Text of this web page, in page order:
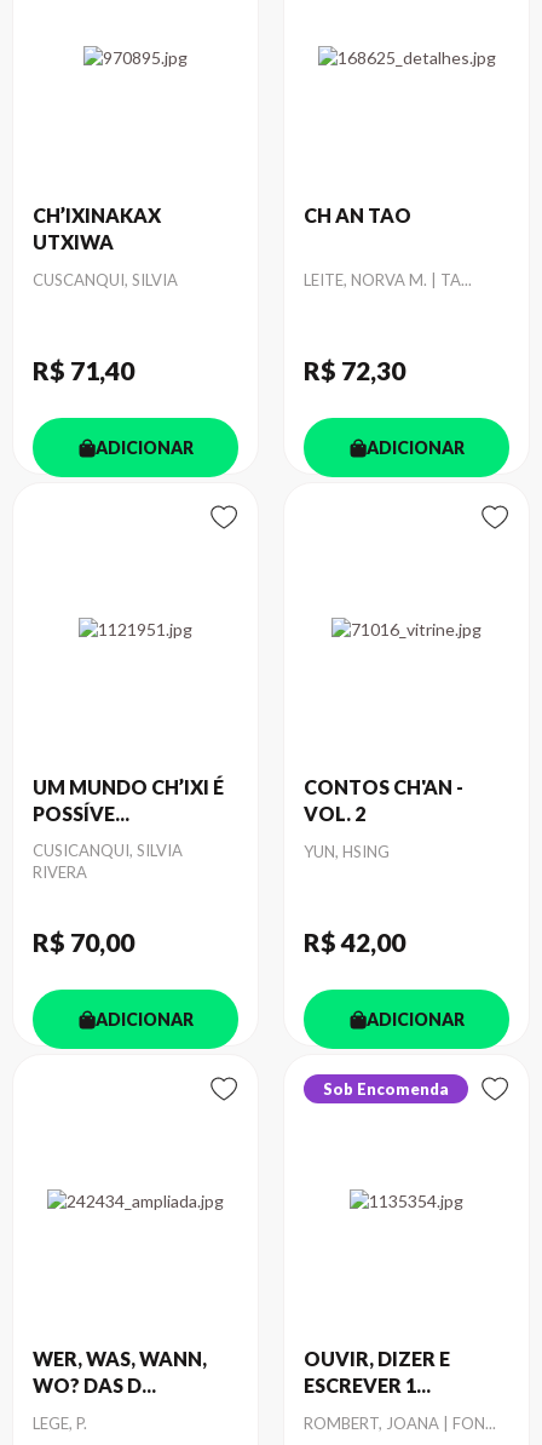
CH’IXINAKAX
UTXIWA
Autor
CUSCANQUI, SILVIA
R$ 71,40
ADICIONAR
CH AN TAO
Autor
LEITE, NORVA M. | TA...
R$ 72,30
ADICIONAR
UM MUNDO CH’IXI É
POSSÍVE...
Autor
CUSICANQUI, SILVIA
RIVERA
R$ 70,00
ADICIONAR
CONTOS CH'AN -
VOL. 2
Autor
YUN, HSING
R$ 42,00
ADICIONAR
WER, WAS, WANN,
WO? DAS D...
Autor
LEGE, P.
Sob Encomenda
OUVIR, DIZER E
ESCREVER 1...
Autor
ROMBERT, JOANA | FON...